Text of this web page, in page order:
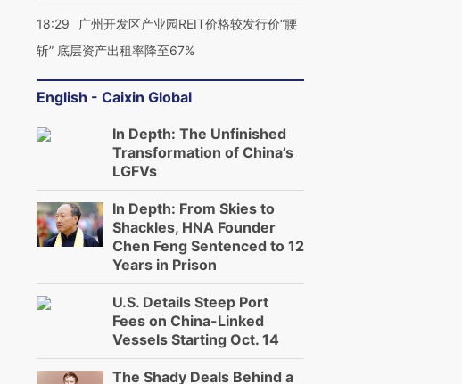
18:29
广州开发区产业园REIT价格较发行价“腰
斩” 底层资产出租率降至67%
English - Caixin Global
In Depth: The Unfinished
Transformation of China’s
LGFVs
In Depth: From Skies to
Shackles, HNA Founder
Chen Feng Sentenced to 12
Years in Prison
U.S. Details Steep Port
Fees on China-Linked
Vessels Starting Oct. 14
The Shady Deals Behind a